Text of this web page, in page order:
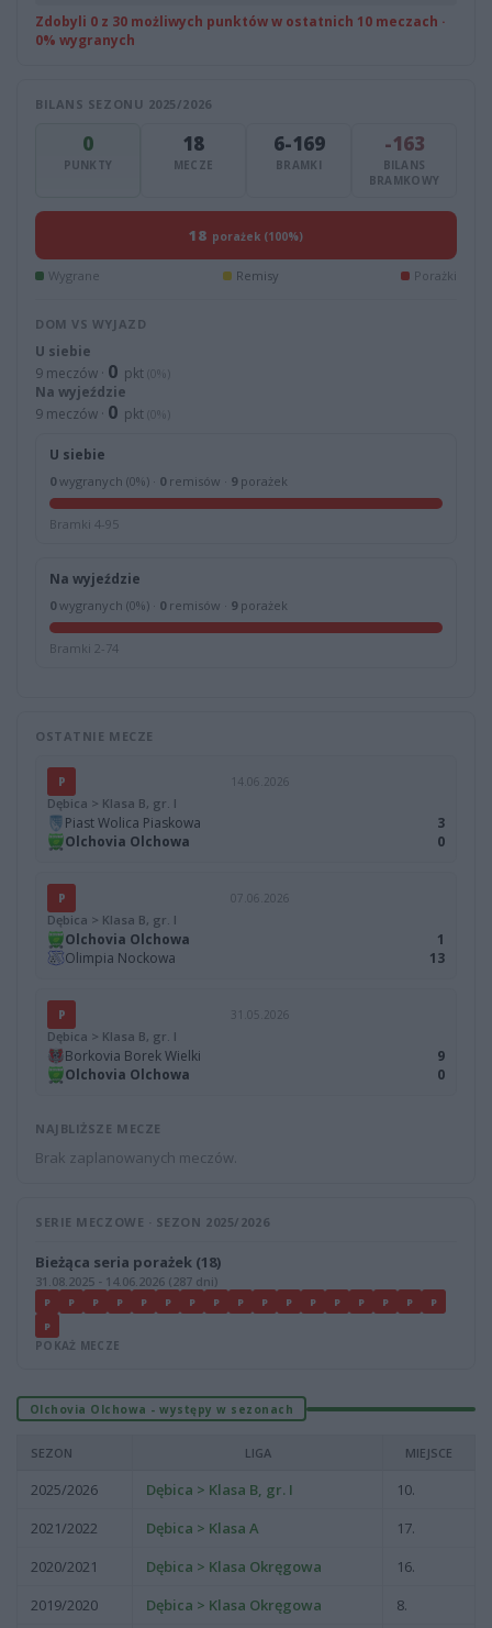
Zdobyli 0 z 30 możliwych punktów w ostatnich 10 meczach ·
0% wygranych
BILANS SEZONU 2025/2026
0
PUNKTY
18
MECZE
6-169
BRAMKI
-163
BILANS
BRAMKOWY
18 porażek (100%)
Wygrane Remisy Porażki
DOM VS WYJAZD
U siebie
9 meczów · 0 pkt (0%)
Na wyjeździe
9 meczów · 0 pkt (0%)
U siebie
0wygranych (0%) · 0remisów · 9porażek
Bramki 4-95
Na wyjeździe
0wygranych (0%) · 0remisów · 9porażek
Bramki 2-74
OSTATNIE MECZE
P 14.06.2026
Dębica > Klasa B, gr. I
Piast Wolica Piaskowa
3
Olchovia Olchowa
0
P 07.06.2026
Dębica > Klasa B, gr. I
Olchovia Olchowa
1
Olimpia Nockowa
13
P 31.05.2026
Dębica > Klasa B, gr. I
Borkovia Borek Wielki
9
Olchovia Olchowa
0
NAJBLIŻSZE MECZE
Brak zaplanowanych meczów.
SERIE MECZOWE · SEZON 2025/2026
Bieżąca seria porażek (18)
31.08.2025 - 14.06.2026 (287 dni)
P P P P P P P P P P P P P P P P
P
P
POKAŻ MECZE
Olchovia Olchowa - występy w sezonach
SEZON LIGA MIEJSCE
2025/2026 Dębica > Klasa B, gr. I
10.
2021/2022
Dębica > Klasa A
17.
2020/2021
Dębica > Klasa Okręgowa
16.
2019/2020
Dębica > Klasa Okręgowa 8.